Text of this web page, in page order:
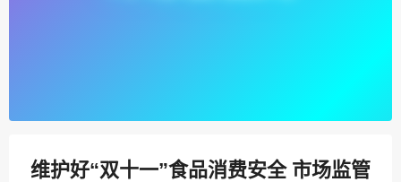
维护好“双十一”食品消费安全 市场监管